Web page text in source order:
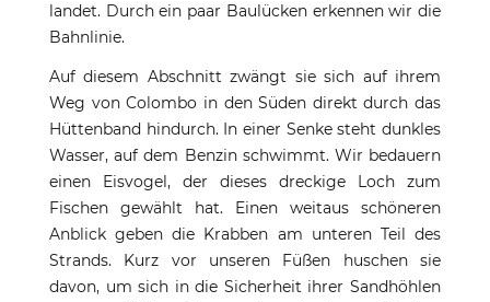
landet. Durch ein paar Baulücken erkennen wir die
Bahnlinie.
Auf diesem Abschnitt zwängt sie sich auf ihrem
Weg von Colombo in den Süden direkt durch das
Hüttenband hindurch. In einer Senke steht dunkles
Wasser, auf dem Benzin schwimmt. Wir bedauern
einen Eisvogel, der dieses dreckige Loch zum
Fischen gewählt hat. Einen weitaus schöneren
Anblick geben die Krabben am unteren Teil des
Strands. Kurz vor unseren Füßen huschen sie
davon, um sich in die Sicherheit ihrer Sandhöhlen